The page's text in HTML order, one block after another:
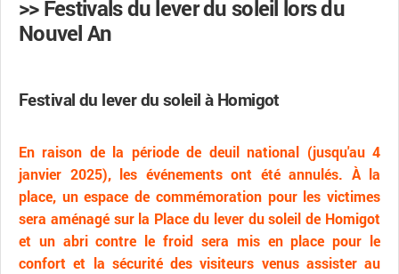
>> Festivals du lever du soleil lors du
Nouvel An
Festival du lever du soleil à Homigot
En raison de la période de deuil national (jusqu'au 4
janvier 2025), les événements ont été annulés. À la
place, un espace de commémoration pour les victimes
sera aménagé sur la Place du lever du soleil de Homigot
et un abri contre le froid sera mis en place pour le
confort et la sécurité des visiteurs venus assister au